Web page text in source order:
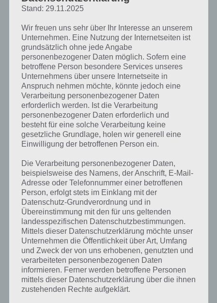
jedoch trotzdem zu jedem Sachverhalt die entsprechenden
Antworten findest!
Weitere Lösungen zu 94%
gesucht? Schaue inunsere
Komplettlösung zur App! Dort
kannst du mit der Suche
schnell die Antworten und
Lösungen der über 300 Level
finden!
Du findest Lösungen auch ohne unsere Hilfe, indem du in der App
Münzen einsetzt. Da diese jedoch begrenzt sind, hast du hier stets
die Möglichkeit alle Antworten zu finden!
Die obige Lösung stimmt leider nicht mehr?
Wenn die Lösung, die wir dir oben Praktikum vorgestellt haben,
nicht mehr aktuell sein sollte oder ein Wort in der Lösung von 94
Prozent fehlt, so teile uns die korrekten Lösungen einfach in den
Kommentaren mit. Nur so können wir stets die aktuellen Antworten
auf die zahlreichen Fragen und Sachverhalte in der App geben. Da
die Entwickler die Lösungen immer mal wieder verändern.
Stand: 29.11.2025
Wir freuen uns sehr über Ihr Interesse an unserem
Unternehmen. Eine Nutzung der Internetseiten ist
grundsätzlich ohne jede Angabe
personenbezogener Daten möglich. Sofern eine
betroffene Person besondere Services unseres
Unternehmens über unsere Internetseite in
Anspruch nehmen möchte, könnte jedoch eine
Verarbeitung personenbezogener Daten
erforderlich werden. Ist die Verarbeitung
personenbezogener Daten erforderlich und
besteht für eine solche Verarbeitung keine
gesetzliche Grundlage, holen wir generell eine
Einwilligung der betroffenen Person ein.
Die Verarbeitung personenbezogener Daten,
beispielsweise des Namens, der Anschrift, E-Mail-
Adresse oder Telefonnummer einer betroffenen
Person, erfolgt stets im Einklang mit der
Datenschutz-Grundverordnung und in
Übereinstimmung mit den für uns geltenden
landesspezifischen Datenschutzbestimmungen.
Mittels dieser Datenschutzerklärung möchte unser
Unternehmen die Öffentlichkeit über Art, Umfang
und Zweck der von uns erhobenen, genutzten und
verarbeiteten personenbezogenen Daten
informieren. Ferner werden betroffene Personen
mittels dieser Datenschutzerklärung über die ihnen
zustehenden Rechte aufgeklärt.